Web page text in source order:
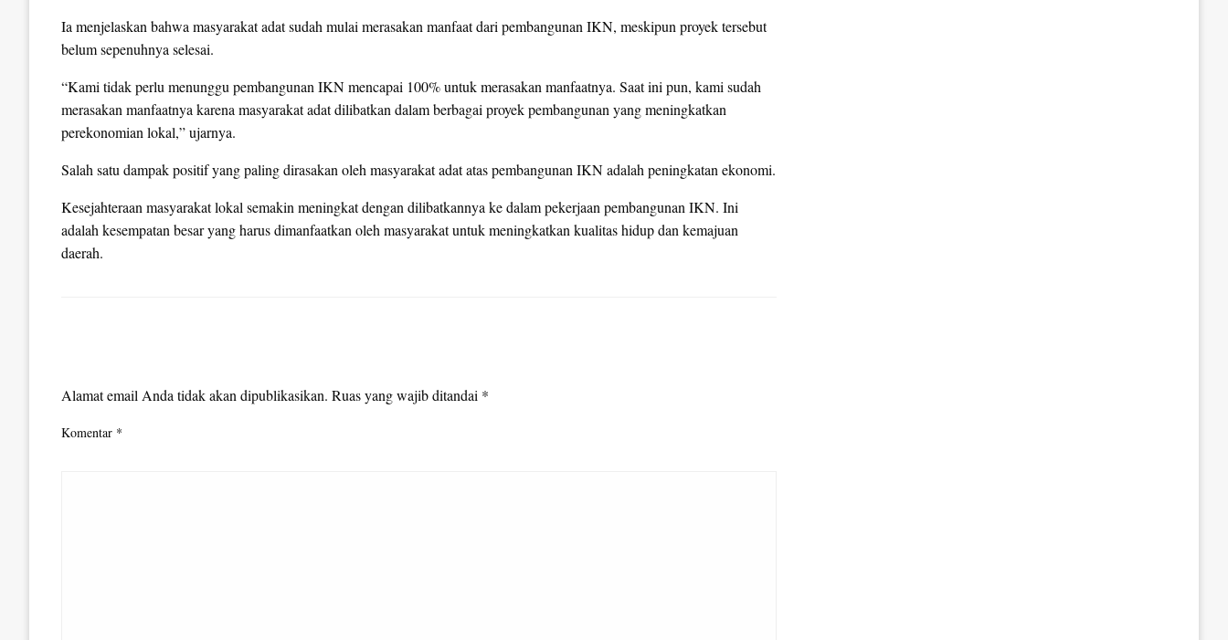
Ia menjelaskan bahwa masyarakat adat sudah mulai merasakan manfaat dari pembangunan IKN, meskipun proyek tersebut
belum sepenuhnya selesai.
“Kami tidak perlu menunggu pembangunan IKN mencapai 100% untuk merasakan manfaatnya. Saat ini pun, kami sudah
merasakan manfaatnya karena masyarakat adat dilibatkan dalam berbagai proyek pembangunan yang meningkatkan
perekonomian lokal,” ujarnya.
Salah satu dampak positif yang paling dirasakan oleh masyarakat adat atas pembangunan IKN adalah peningkatan ekonomi.
Kesejahteraan masyarakat lokal semakin meningkat dengan dilibatkannya ke dalam pekerjaan pembangunan IKN. Ini
adalah kesempatan besar yang harus dimanfaatkan oleh masyarakat untuk meningkatkan kualitas hidup dan kemajuan
daerah.
Alamat email Anda tidak akan dipublikasikan. Ruas yang wajib ditandai *
Komentar *